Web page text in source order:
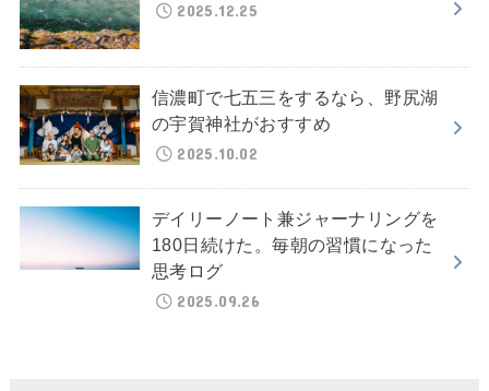
2025.12.25
信濃町で七五三をするなら、野尻湖
の宇賀神社がおすすめ
2025.10.02
デイリーノート兼ジャーナリングを
180日続けた。毎朝の習慣になった
思考ログ
2025.09.26